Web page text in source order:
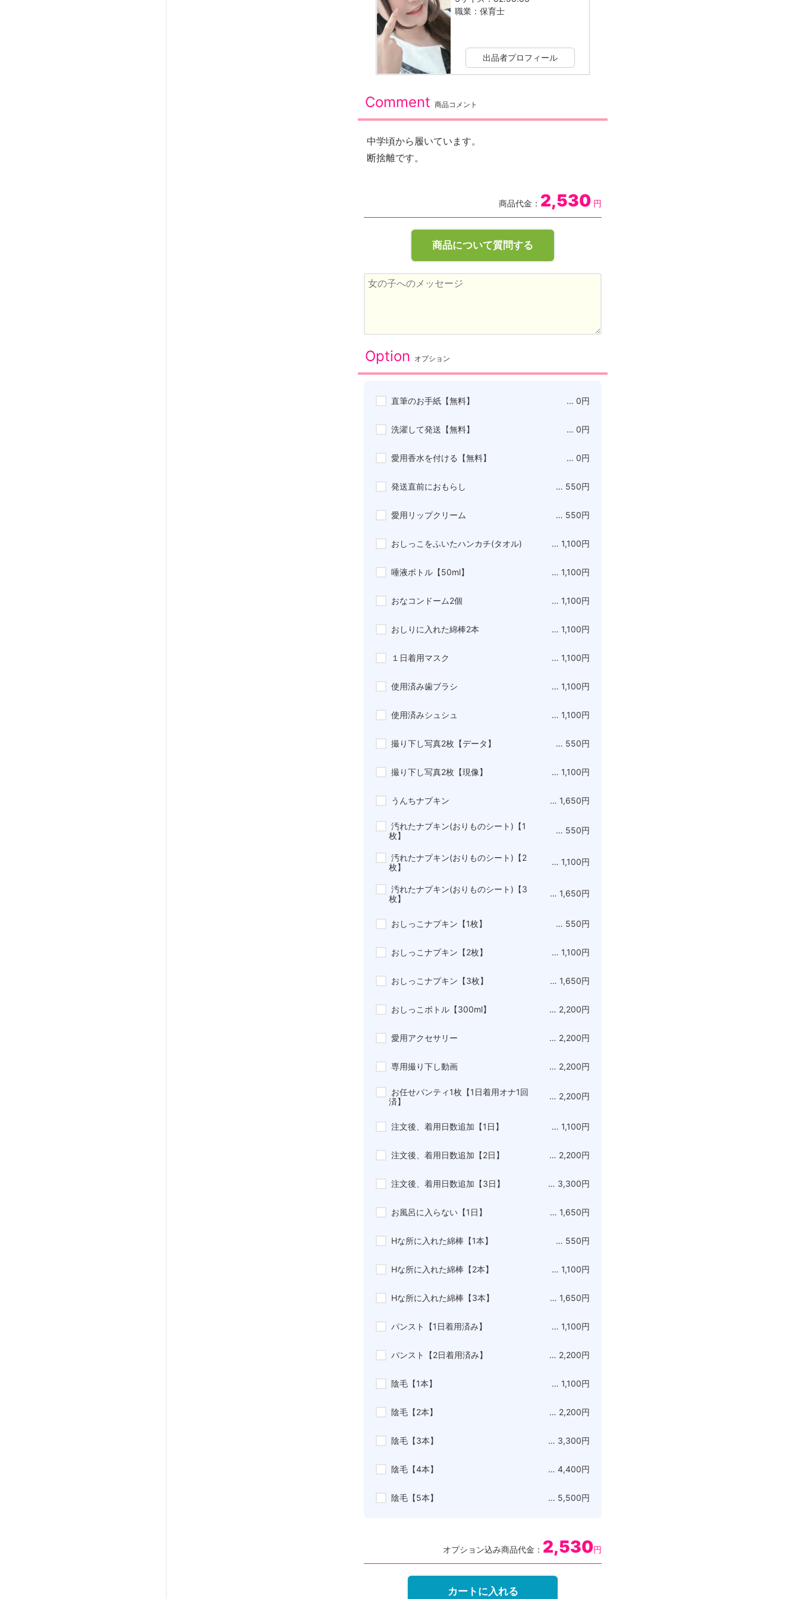
職業：保育士
出品者プロフィール
Comment 商品コメント
中学頃から履いています。
断捨離です。
商品代金： 2,530 円
商品について質問する
Option オプション
直筆のお手紙【無料】 … 0円
洗濯して発送【無料】 … 0円
愛用香水を付ける【無料】 … 0円
発送直前におもらし … 550円
愛用リップクリーム … 550円
おしっこをふいたハンカチ(タオル) … 1,100円
唾液ボトル【50ml】 … 1,100円
おなコンドーム2個 … 1,100円
おしりに入れた綿棒2本 … 1,100円
１日着用マスク … 1,100円
使用済み歯ブラシ … 1,100円
使用済みシュシュ … 1,100円
撮り下し写真2枚【データ】 … 550円
撮り下し写真2枚【現像】 … 1,100円
うんちナプキン … 1,650円
汚れたナプキン(おりものシート)【1
枚】
… 550円
汚れたナプキン(おりものシート)【2
枚】
… 1,100円
汚れたナプキン(おりものシート)【3
枚】
… 1,650円
おしっこナプキン【1枚】 … 550円
おしっこナプキン【2枚】 … 1,100円
おしっこナプキン【3枚】 … 1,650円
おしっこボトル【300ml】 … 2,200円
愛用アクセサリー … 2,200円
専用撮り下し動画 … 2,200円
お任せパンティ1枚【1日着用オナ1回
済】
… 2,200円
注文後、着用日数追加【1日】 … 1,100円
注文後、着用日数追加【2日】 … 2,200円
注文後、着用日数追加【3日】 … 3,300円
お風呂に入らない【1日】 … 1,650円
Hな所に入れた綿棒【1本】 … 550円
Hな所に入れた綿棒【2本】 … 1,100円
Hな所に入れた綿棒【3本】 … 1,650円
パンスト【1日着用済み】 … 1,100円
パンスト【2日着用済み】 … 2,200円
陰毛【1本】 … 1,100円
陰毛【2本】 … 2,200円
陰毛【3本】 … 3,300円
陰毛【4本】 … 4,400円
陰毛【5本】 … 5,500円
オプション込み商品代金： 2,530円
カートに入れる